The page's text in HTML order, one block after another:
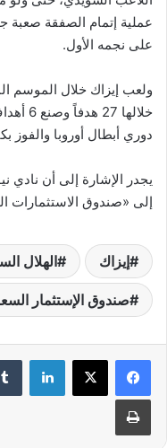
عملية إتمام الصفقة
على نجمه الأول.
دوري أبطال أوروبا والفوز
يجدر الإشارة إلى أن نادي
إلى «صندوق الاستثمارات
إيزاك الهلال
صندوق الإستثمار
لينكدإن